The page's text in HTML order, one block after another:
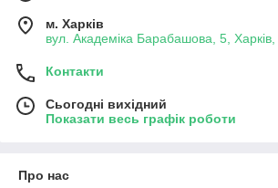
м. Харків
вул. Академіка Барабашова, 5, Харків,
Контакти
Сьогодні вихідний
Показати весь графік роботи
Про нас